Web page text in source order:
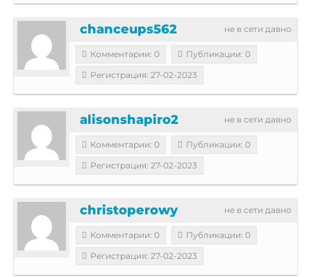
не в сети давно
chanceups562
Комментарии: 0
Публикации: 0
Регистрация: 27-02-2023
не в сети давно
alisonshapiro2
Комментарии: 0
Публикации: 0
Регистрация: 27-02-2023
не в сети давно
christoperowy
Комментарии: 0
Публикации: 0
Регистрация: 27-02-2023